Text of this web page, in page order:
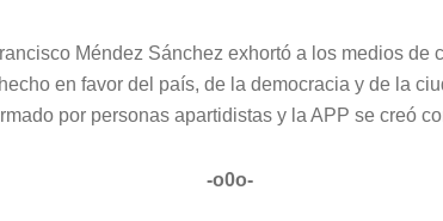
Méndez Sánchez exhortó a los medios de
en favor del país, de la democracia y de la
por personas apartidistas y la APP se creó
-o0o-